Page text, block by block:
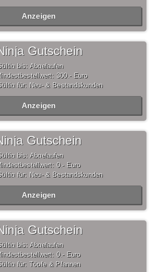
Anzeigen
Gutschein
bis: Abgelaufen
300,- Euro
für: Neu- & Bestandskunden
Anzeigen
Gutschein
bis: Abgelaufen
0,- Euro
für: Neu- & Bestandskunden
Anzeigen
Gutschein
bis: Abgelaufen
0,- Euro
für: Töpfe & Pfannen